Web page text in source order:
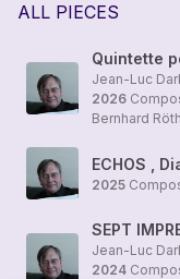
ALL PIECES
Jean-Luc
2026
2025
Jean-Luc
2024